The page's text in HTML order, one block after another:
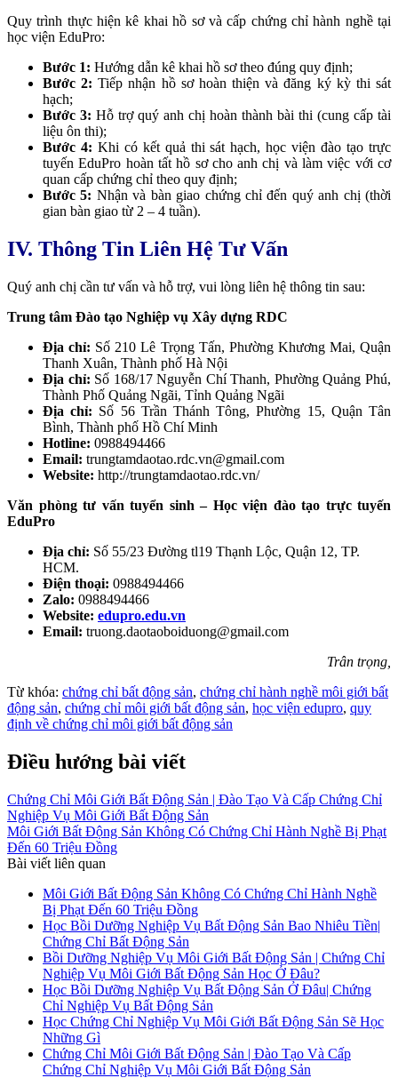
Quy trình thực hiện kê khai hồ sơ và cấp chứng chỉ hành nghề tại
học viện EduPro:
Bước 1: Hướng dẫn kê khai hồ sơ theo đúng quy định;
Bước 2: Tiếp nhận hồ sơ hoàn thiện và đăng ký kỳ thi sát
hạch;
Bước 3: Hỗ trợ quý anh chị hoàn thành bài thi (cung cấp tài
liệu ôn thi);
Bước 4: Khi có kết quả thi sát hạch, học viện đào tạo trực
tuyến EduPro hoàn tất hồ sơ cho anh chị và làm việc với cơ
quan cấp chứng chỉ theo quy định;
Bước 5: Nhận và bàn giao chứng chỉ đến quý anh chị (thời
gian bàn giao từ 2 – 4 tuần).
IV. Thông Tin Liên Hệ Tư Vấn
Quý anh chị cần tư vấn và hỗ trợ, vui lòng liên hệ thông tin sau:
Trung tâm Đào tạo Nghiệp vụ Xây dựng RDC
Địa chỉ: Số 210 Lê Trọng Tấn, Phường Khương Mai, Quận
Thanh Xuân, Thành phố Hà Nội
Địa chỉ: Số 168/17 Nguyễn Chí Thanh, Phường Quảng Phú,
Thành Phố Quảng Ngãi, Tỉnh Quảng Ngãi
Địa chỉ: Số 56 Trần Thánh Tông, Phường 15, Quận Tân
Bình, Thành phố Hồ Chí Minh
Hotline: 0988494466
Email: trungtamdaotao.rdc.vn@gmail.com
Website: http://trungtamdaotao.rdc.vn/
Văn phòng tư vấn tuyển sinh – Học viện đào tạo trực tuyến
EduPro
Địa chỉ: Số 55/23 Đường tl19 Thạnh Lộc, Quận 12, TP.
HCM.
Điện thoại: 0988494466
Zalo: 0988494466
Website: edupro.edu.vn
Email: truong.daotaoboiduong@gmail.com
Trân trọng,
Từ khóa: chứng chỉ bất động sản, chứng chỉ hành nghề môi giới bất
động sản, chứng chỉ môi giới bất động sản, học viện edupro, quy
định về chứng chỉ môi giới bất động sản
Điều hướng bài viết
Chứng Chỉ Môi Giới Bất Động Sản | Đào Tạo Và Cấp Chứng Chỉ
Nghiệp Vụ Môi Giới Bất Động Sản
Môi Giới Bất Động Sản Không Có Chứng Chỉ Hành Nghề Bị Phạt
Đến 60 Triệu Đồng
Bài viết liên quan
Môi Giới Bất Động Sản Không Có Chứng Chỉ Hành Nghề
Bị Phạt Đến 60 Triệu Đồng
Học Bồi Dưỡng Nghiệp Vụ Bất Động Sản Bao Nhiêu Tiền|
Chứng Chỉ Bất Động Sản
Bồi Dưỡng Nghiệp Vụ Môi Giới Bất Động Sản | Chứng Chỉ
Nghiệp Vụ Môi Giới Bất Động Sản Học Ở Đâu?
Học Bồi Dưỡng Nghiệp Vụ Bất Động Sản Ở Đâu| Chứng
Chỉ Nghiệp Vụ Bất Động Sản
Học Chứng Chỉ Nghiệp Vụ Môi Giới Bất Động Sản Sẽ Học
Những Gì
Chứng Chỉ Môi Giới Bất Động Sản | Đào Tạo Và Cấp
Chứng Chỉ Nghiệp Vụ Môi Giới Bất Động Sản